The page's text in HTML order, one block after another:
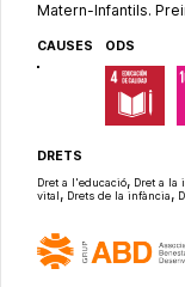
Matern-Infantils.
CAUSES ODS
DRETS
Dret a l'educació, Dret a la
vital, Drets de la infància,